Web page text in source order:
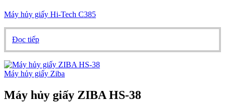
Máy hủy giấy Hi-Tech C385
Đọc tiếp
Máy hủy giấy Ziba
Máy hủy giấy ZIBA HS-38